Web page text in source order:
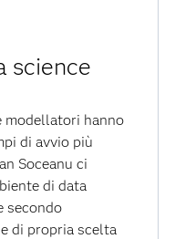
science
modellatori hanno
di avvio più
Soceanu ci
di data
secondo
di propria scelta